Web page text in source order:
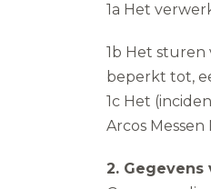
1a Het
1b Het sturen
beperkt tot,
1c Het
Arcos
2.